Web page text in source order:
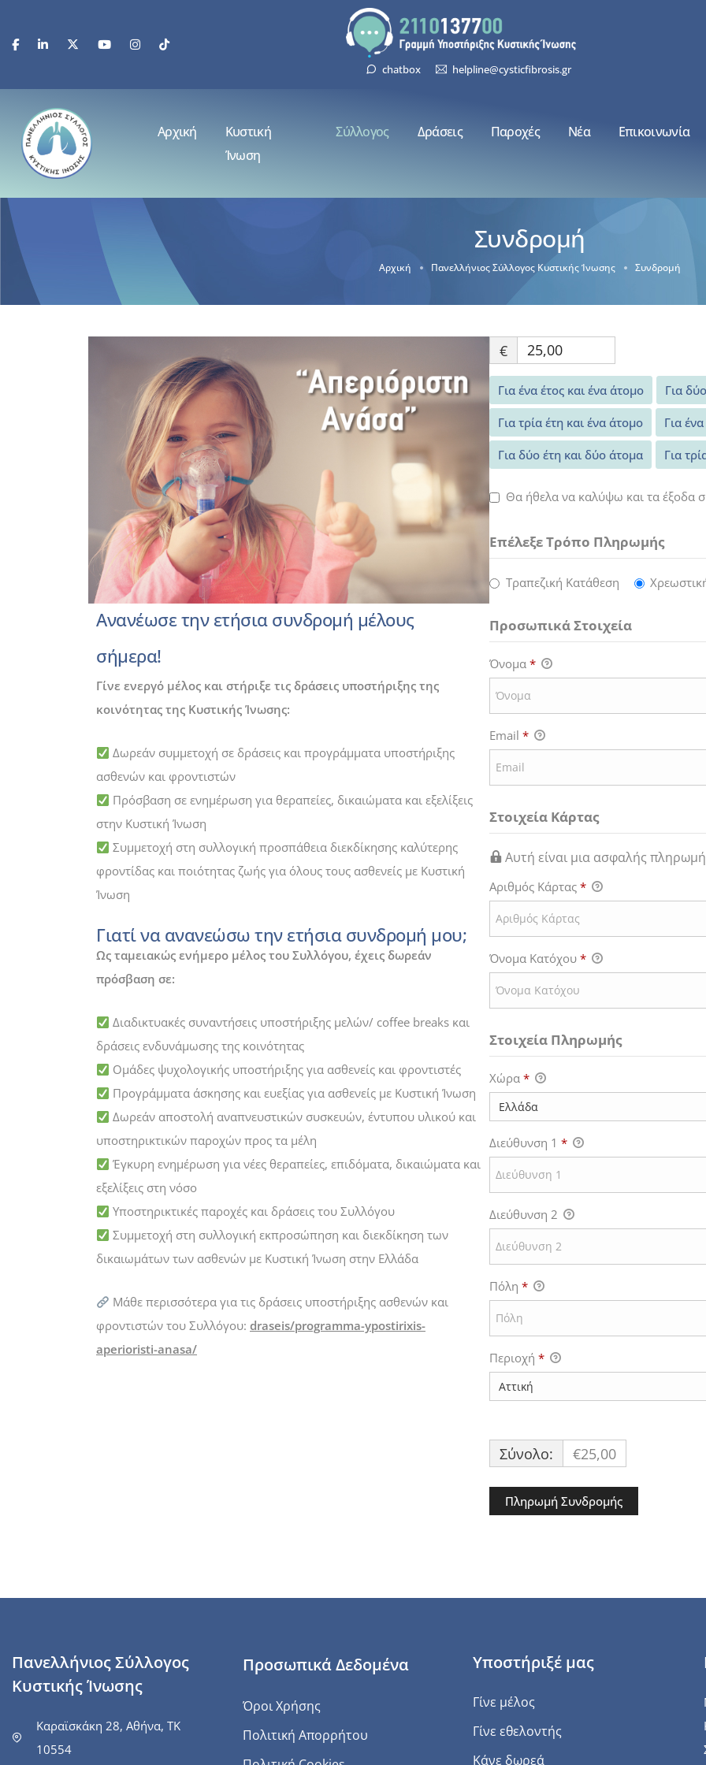
chatbox helpline@cysticfibrosis.gr
Αρχική
Κυστική
Ίνωση
Σύλλογος Δράσεις Παροχές Νέα Επικοινωνία
Συνδρομή
Αρχική Πανελλήνιος Σύλλογος Κυστικής Ίνωσης Συνδρομή
Ανανέωσε την ετήσια συνδρομή μέλους
σήμερα!
Γίνε ενεργό μέλος και στήριξε τις δράσεις υποστήριξης της
κοινότητας της Κυστικής Ίνωσης:
Δωρεάν συμμετοχή σε δράσεις και προγράμματα υποστήριξης
ασθενών και φροντιστών
Πρόσβαση σε ενημέρωση για θεραπείες, δικαιώματα και εξελίξεις
στην Κυστική Ίνωση
Συμμετοχή στη συλλογική προσπάθεια διεκδίκησης καλύτερης
φροντίδας και ποιότητας ζωής για όλους τους ασθενείς με Κυστική
Ίνωση
Γιατί να ανανεώσω την ετήσια συνδρομή μου;
Ως ταμειακώς ενήμερο μέλος του Συλλόγου, έχεις δωρεάν
πρόσβαση σε:
Διαδικτυακές συναντήσεις υποστήριξης μελών/ coffee breaks και
δράσεις ενδυνάμωσης της κοινότητας
Ομάδες ψυχολογικής υποστήριξης για ασθενείς και φροντιστές
Προγράμματα άσκησης και ευεξίας για ασθενείς με Κυστική Ίνωση
Δωρεάν αποστολή αναπνευστικών συσκευών, έντυπου υλικού και
υποστηρικτικών παροχών προς τα μέλη
Έγκυρη ενημέρωση για νέες θεραπείες, επιδόματα, δικαιώματα και
εξελίξεις στη νόσο
Υποστηρικτικές παροχές και δράσεις του Συλλόγου
Συμμετοχή στη συλλογική εκπροσώπηση και διεκδίκηση των
δικαιωμάτων των ασθενών με Κυστική Ίνωση στην Ελλάδα
Μάθε περισσότερα για τις δράσεις υποστήριξης ασθενών και
φροντιστών του Συλλόγου: draseis/programma-ypostirixis-
aperioristi-anasa/
€
Για ένα έτος και ένα άτομο Για
Για τρία έτη και ένα άτομο Για
Για δύο έτη και δύο άτομα Για
Θα ήθελα να καλύψω και τα έξοδα
Επέλεξε Τρόπο Πληρωμής
Τραπεζική Κατάθεση
Προσωπικά Στοιχεία
Όνομα*
Email*
Στοιχεία Κάρτας
Αυτή είναι μια ασφαλής
Αριθμός Κάρτας*
Όνομα Κατόχου*
Στοιχεία Πληρωμής
Χώρα*
Διεύθυνση 1*
Διεύθυνση 2
Πόλη*
Περιοχή *
Σύνολο: €25,00
Πανελλήνιος Σύλλογος
Κυστικής Ίνωσης
Καραϊσκάκη 28, Αθήνα, ΤΚ
10554
Προσωπικά Δεδομένα
Όροι Χρήσης
Πολιτική Απορρήτου
Υποστήριξέ μας
Γίνε μέλος
Γίνε εθελοντής
Κάνε δωρεά